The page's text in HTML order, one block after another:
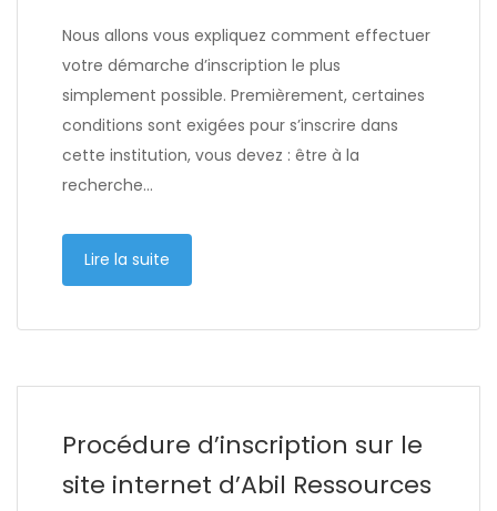
Nous allons vous expliquez comment effectuer
votre démarche d’inscription le plus
simplement possible. Premièrement, certaines
conditions sont exigées pour s’inscrire dans
cette institution, vous devez : être à la
recherche…
Lire la suite
Procédure d’inscription sur le
site internet d’Abil Ressources